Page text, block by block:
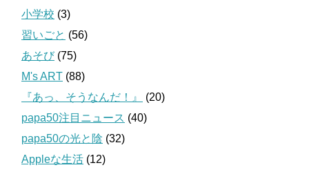
小学校 (3)
習いごと (56)
あそび(75)
M's ART (88)
『あっ、そうなんだ！』
(20)
papa50注目ニュース (40)
papa50の光と陰 (32)
Appleな生活 (12)